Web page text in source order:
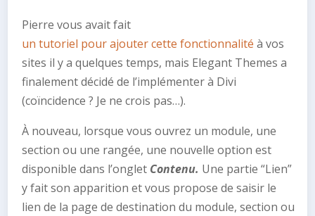
Pierre vous avait fait
un tutoriel pour ajouter cette fonctionnalité à vos
sites il y a quelques temps, mais Elegant Themes a
finalement décidé de l’implémenter à Divi
(coïncidence ? Je ne crois pas…).
À nouveau, lorsque vous ouvrez un module, une
section ou une rangée, une nouvelle option est
disponible dans l’onglet Contenu. Une partie “Lien”
y fait son apparition et vous propose de saisir le
lien de la page de destination du module, section ou